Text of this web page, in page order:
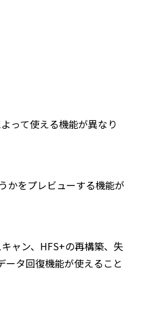
って使える機能が異なり
かをプレビューする機能が
ャン、HFS+の再構築、失
タ回復機能が使えること